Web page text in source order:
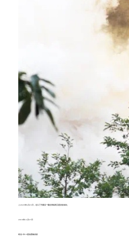
△2020年6月23日，北斗三号最后一颗全球组网卫星发射成功。
2018年12月27日
经过1年19星的密集发射